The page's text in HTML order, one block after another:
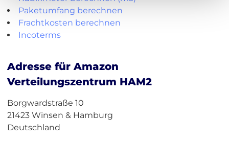
Paketumfang berechnen
Frachtkosten berechnen
Incoterms
Adresse für Amazon
Verteilungszentrum HAM2
Borgwardstraße 10
21423 Winsen & Hamburg
Deutschland